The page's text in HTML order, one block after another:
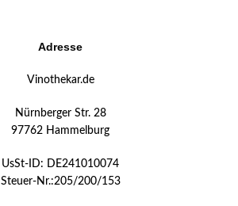
Adresse
Vinothekar.de
Nürnberger Str. 28
97762 Hammelburg
UsSt-ID: DE241010074
Steuer-Nr.:205/200/153